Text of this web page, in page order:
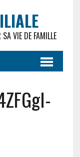
VIE DE FAMILLE